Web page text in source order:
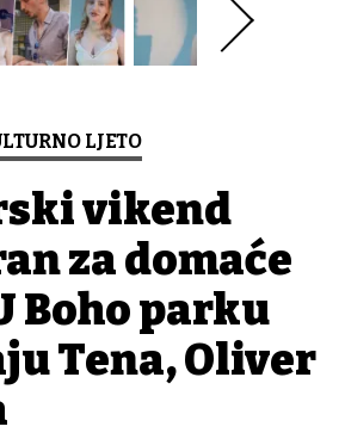
LJETO
vikend
za domaće
Boho parku
Tena, Oliver